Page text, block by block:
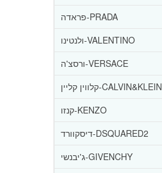
פראדה-PRADA
ולנטינו-VALENTINO
ורסצ'ה-VERSACE
קלווין קליין-CALVIN&KLEIN
קנזו-KENZO
דיסקוורד-DSQUARED2
ג'יבנשי-GIVENCHY